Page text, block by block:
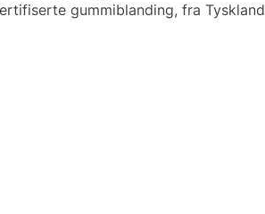
gummiblanding, fra Tyskland